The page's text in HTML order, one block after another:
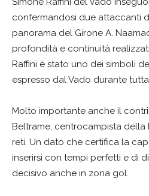
confermandosi due attaccanti
panorama del Girone A.
profondità e continuità
Raffini è stato uno dei simboli
espresso dal Vado durante
Molto importante anche il
Beltrame, centrocampista della
reti. Un dato che certifica la
inserirsi con tempi perfetti e di
decisivo anche in zona gol.